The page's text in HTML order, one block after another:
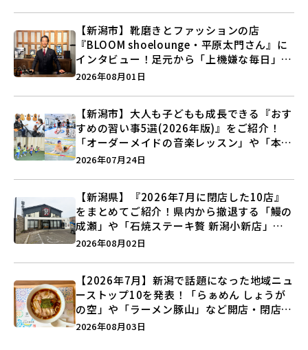
【新潟市】靴磨きとファッションの店
『BLOOM shoelounge・平原太門さん』に
インタビュー！足元から「上機嫌な毎日」を
つくる装いの提案とは？
2026年08月01日
【新潟市】大人も子どもも成長できる『おす
すめの習い事5選(2026年版)』をご紹介！
「オーダーメイドの音楽レッスン」や「本格
キックボクシング」で新しい自分を見つけよ
2026年07月24日
【新潟県】『2026年7月に閉店した10店』
をまとめてご紹介！県内から撤退する「鰻の
成瀬」や「石焼ステーキ贅 新潟小新店」が
営業に幕…。
2026年08月02日
【2026年7月】新潟で話題になった地域ニュ
ーストップ10を発表！「らぁめん しょうが
の空」や「ラーメン豚山」など開店・閉店の
注目記事をランキングでご紹介♪
2026年08月03日